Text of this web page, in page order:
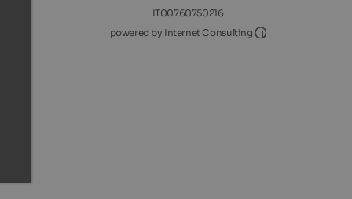
IT00760750216
powered by Internet Consulting
Internet